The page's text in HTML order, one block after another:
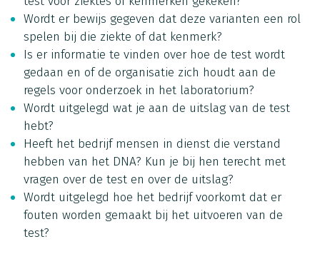
Wordt er bewijs gegeven dat deze varianten een rol
spelen bij die ziekte of dat kenmerk?
Is er informatie te vinden over hoe de test wordt
gedaan en of de organisatie zich houdt aan de
regels voor onderzoek in het laboratorium?
Wordt uitgelegd wat je aan de uitslag van de test
hebt?
Heeft het bedrijf mensen in dienst die verstand
hebben van het DNA? Kun je bij hen terecht met
vragen over de test en over de uitslag?
Wordt uitgelegd hoe het bedrijf voorkomt dat er
fouten worden gemaakt bij het uitvoeren van de
test?